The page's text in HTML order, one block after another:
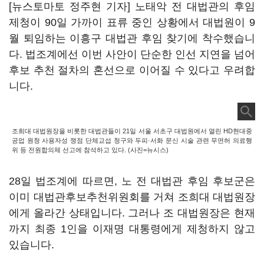
[뉴스토마토 정주현 기자] 노태악 전 대법관의 후임
제청이 90일 가까이 표류 중인 상황에서 대법원이 9
월 퇴임하는 이흥구 대법관 후임 찾기에 착수했습니
다. 법조계에선 이번 사안이 단순한 인선 지연을 넘어
후보 추천 절차의 혼선으로 이어질 수 있다고 우려합
니다.
조희대 대법원장을 비롯한 대법관들이 21일 서울 서초구 대법원에서 열린 HD현대중
공업 원청 사용자성 쟁점 단체교섭 청구와 두피·서화 문신 시술 관련 무면허 의료행
위 등 전원합의체 선고에 참석하고 있다. (사진=뉴시스)
28일 법조계에 따르면, 노 전 대법관 후임 후보군은
이미 대법관후보추천위원회를 거쳐 조희대 대법원장
에게 올라간 상태입니다. 그러나 조 대법원장은 현재
까지 최종 1인을 이재명 대통령에게 제청하지 않고
있습니다.